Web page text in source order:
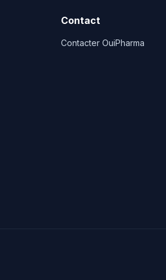
Contact
Contacter OuiPharma